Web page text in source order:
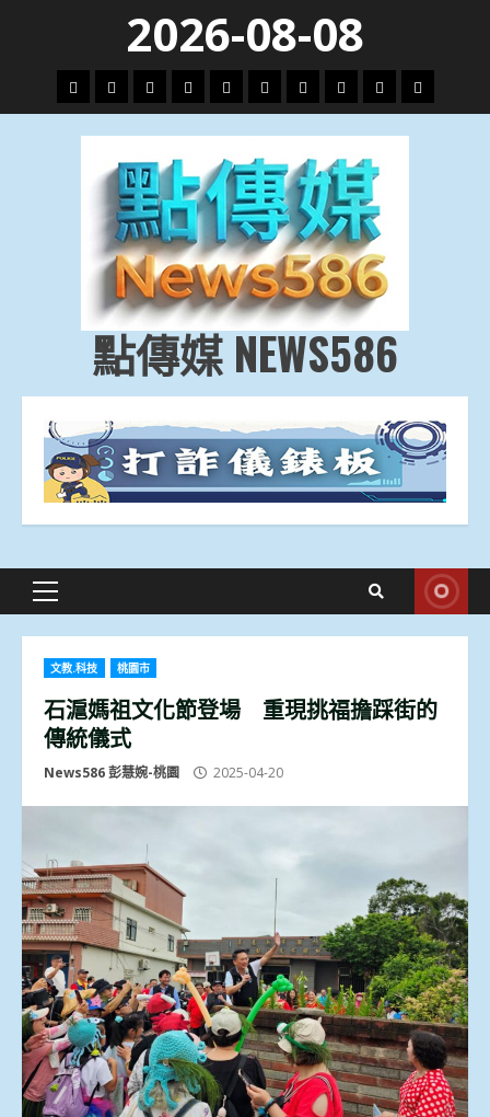
content
2026-08-08
頭
條
財
經
地
方.
會
文
教.
技
專
題
娛
樂
劇
政
治
國
際
運
動
生
活
點傳媒 NEWS586
Primary
文教.科技 桃園市
石滬媽祖文化節登場 重現挑福擔踩街的
傳統儀式
News586 彭慧婉-桃園 2025-04-20